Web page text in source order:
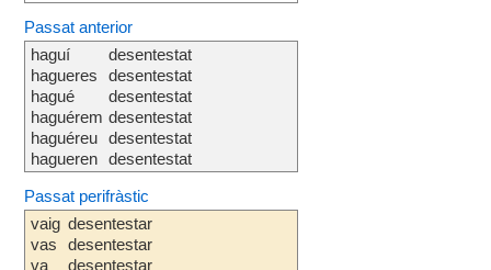
Passat anterior
haguí
hagueres
hagué
haguérem
haguéreu
hagueren
desentestat
desentestat
desentestat
desentestat
desentestat
desentestat
Passat perifràstic
vaig
vas
va
desentestar
desentestar
desentestar